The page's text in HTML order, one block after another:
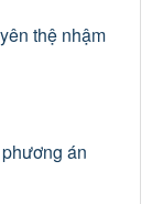
thệ nhậm
án